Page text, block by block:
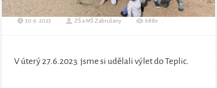
30.6. 2023 ZŠ a MŠ Zabrušany 688x
V úterý 27.6.2023 jsme si udělali výlet do Teplic.